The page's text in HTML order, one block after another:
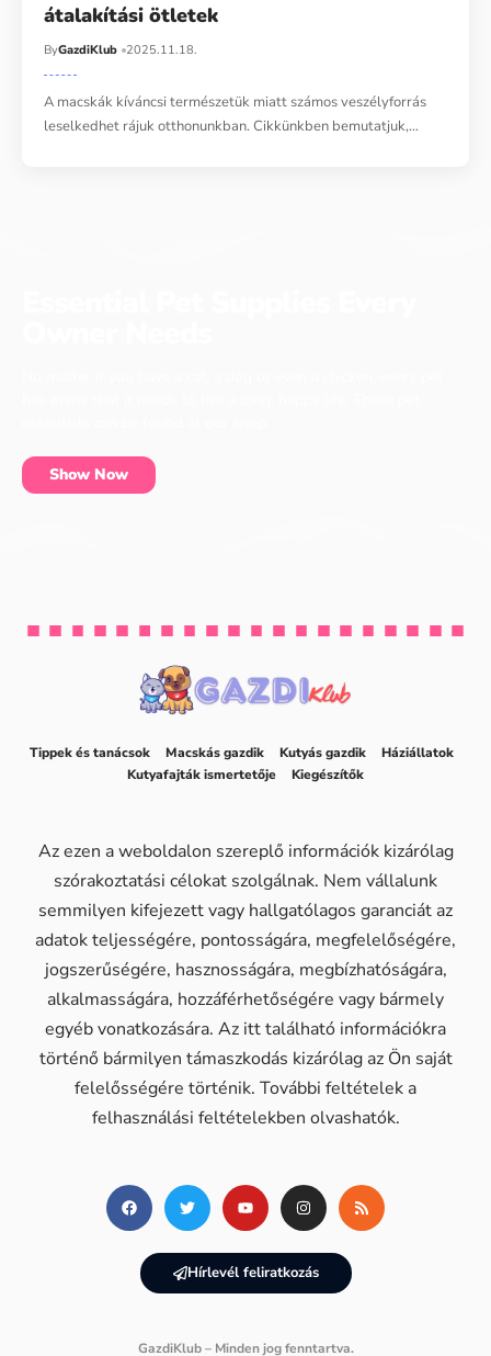
átalakítási ötletek
ByGazdiKlub 2025.11.18.
A macskák kíváncsi természetük miatt számos veszélyforrás
leselkedhet rájuk otthonunkban. Cikkünkben bemutatjuk,…
Show Now
Tippek és tanácsok Macskás gazdik Kutyás gazdik
Háziállatok
Kutyafajták ismertetője
Kiegészítők
Az ezen a weboldalon szereplő információk kizárólag
szórakoztatási célokat szolgálnak. Nem vállalunk
semmilyen kifejezett vagy hallgatólagos garanciát az
adatok teljességére, pontosságára, megfelelőségére,
jogszerűségére, hasznosságára, megbízhatóságára,
alkalmasságára, hozzáférhetőségére vagy bármely
egyéb vonatkozására. Az itt található információkra
történő bármilyen támaszkodás kizárólag az Ön saját
felelősségére történik. További feltételek a
felhasználási feltételekben olvashatók.
Hírlevél feliratkozás
GazdiKlub – Minden jog fenntartva.